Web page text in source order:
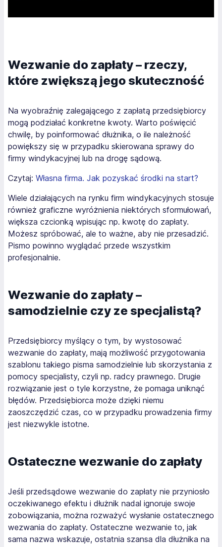
Wezwanie do zapłaty – rzeczy,
które zwiększą jego skuteczność
Na wyobraźnię zalegającego z zapłatą przedsiębiorcy
mogą podziałać konkretne kwoty. Warto poświęcić
chwilę, by poinformować dłużnika, o ile należność
powiększy się w przypadku skierowana sprawy do
firmy windykacyjnej lub na drogę sądową.
Czytaj: Własna firma. Jak pozyskać środki na start?
Wiele działających na rynku firm windykacyjnych stosuje
również graficzne wyróżnienia niektórych sformułowań,
większa czcionką wpisując np. kwotę do zapłaty.
Możesz spróbować, ale to ważne, aby nie przesadzić.
Pismo powinno wyglądać przede wszystkim
profesjonalnie.
Wezwanie do zapłaty –
samodzielnie czy ze specjalistą?
Przedsiębiorcy myślący o tym, by wystosować
wezwanie do zapłaty, mają możliwość przygotowania
szablonu takiego pisma samodzielnie lub skorzystania z
pomocy specjalisty, czyli np. radcy prawnego. Drugie
rozwiązanie jest o tyle korzystne, że pomaga uniknąć
błędów. Przedsiębiorca może dzięki niemu
zaoszczędzić czas, co w przypadku prowadzenia firmy
jest niezwykle istotne.
Ostateczne wezwanie do zapłaty
Jeśli przedsądowe wezwanie do zapłaty nie przyniosło
oczekiwanego efektu i dłużnik nadal ignoruje swoje
zobowiązania, można rozważyć wysłanie ostatecznego
wezwania do zapłaty. Ostateczne wezwanie to, jak
sama nazwa wskazuje, ostatnia szansa dla dłużnika na